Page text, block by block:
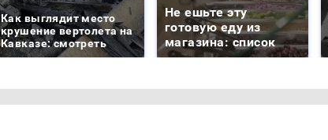
Как выглядит место
крушение вертолета на
Кавказе: смотреть
Не ешьте эту
готовую еду из
магазина: список